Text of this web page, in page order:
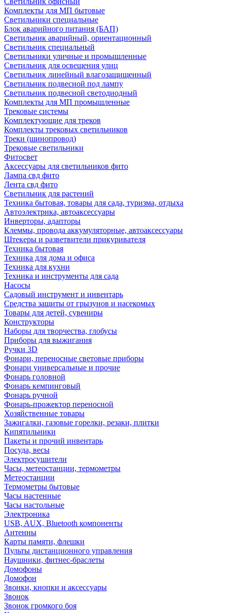
Комплекты для МП бытовые
Светильники специальные
Блок аварийного питания (БАП)
Светильник аварийный, ориентационный
Светильник специальный
Светильники уличные и промышленные
Светильник для освещения улиц
Светильник линейный влагозащищенный
Светильник подвесной под лампу
Светильник подвесной светодиодный
Комплекты для МП промышленные
Трековые системы
Комплектующие для треков
Комплекты трековых светильников
Треки (шинопровод)
Трековые светильники
Фитосвет
Аксессуары для светильников фито
Лампа свд фито
Лента свд фито
Светильник для растений
Техника бытовая, товары для сада, туризма, отдыха
Автоэлектрика, автоаксессуары
Инверторы, адапторы
Клеммы, провода аккумуляторные, автоаксессуары
Штекеры и разветвители прикуривателя
Техника бытовая
Техника для дома и офиса
Техника для кухни
Техника и инструменты для сада
Насосы
Садовый инструмент и инвентарь
Средства защиты от грызунов и насекомых
Товары для детей, сувениры
Конструкторы
Наборы для творчества, глобусы
Приборы для выжигания
Ручки 3D
Фонари, переносные световые приборы
Фонари универсальные и прочие
Фонарь головной
Фонарь кемпинговый
Фонарь ручной
Фонарь-прожектор переносной
Хозяйственные товары
Зажигалки, газовые горелки, резаки, плитки
Кипятильники
Пакеты и прочий инвентарь
Посуда, весы
Электросушители
Часы, метеостанции, термометры
Метеостанции
Термометры бытовые
Часы настенные
Часы настольные
Электроника
USB, AUX, Bluetooth компоненты
Антенны
Карты памяти, флешки
Пульты дистанционного управления
Наушники, фитнес-браслеты
Домофоны
Домофон
Звонки, кнопки и аксессуары
Звонок
Звонок громкого боя